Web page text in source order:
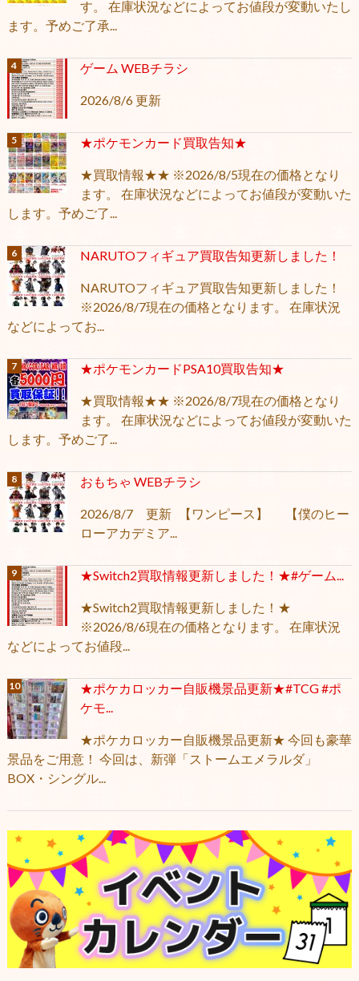
す。 在庫状況などによってお値段が変動いたし
ます。予めご了承...
ゲーム WEBチラシ
2026/8/6 更新
★ポケモンカード買取告知★
★買取情報★★ ※2026/8/5現在の価格となり
ます。 在庫状況などによってお値段が変動いた
します。予めご了...
NARUTOフィギュア買取告知更新しました！
NARUTOフィギュア買取告知更新しました！
※2026/8/7現在の価格となります。 在庫状況
などによってお...
★ポケモンカードPSA10買取告知★
★買取情報★★ ※2026/8/7現在の価格となり
ます。 在庫状況などによってお値段が変動いた
します。予めご了...
おもちゃ WEBチラシ
2026/8/7 更新 【ワンピース】 【僕のヒー
ローアカデミア...
★Switch2買取情報更新しました！★#ゲーム...
★Switch2買取情報更新しました！★
※2026/8/6現在の価格となります。 在庫状況
などによってお値段...
★ポケカロッカー自販機景品更新★#TCG #ポ
ケモ...
★ポケカロッカー自販機景品更新★ 今回も豪華
景品をご用意！ 今回は、新弾「ストームエメラルダ」
BOX・シングル...